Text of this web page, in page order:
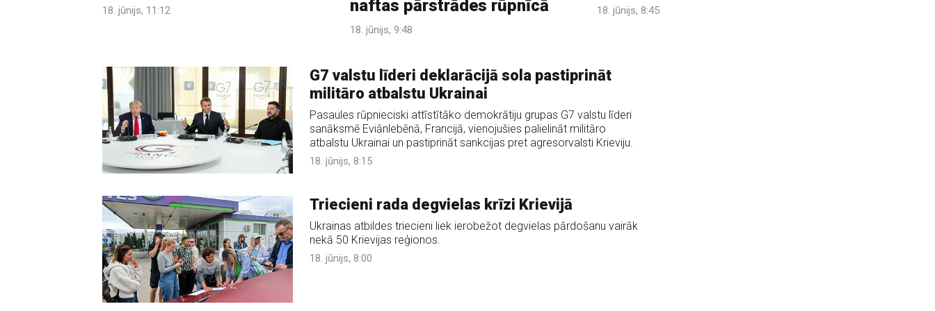
18. jūnijs, 11:12 naftas pārstrādes rūpnīcā
18. jūnijs, 9:48
18. jūnijs, 8:45
G7 valstu līderi deklarācijā sola pastiprināt
militāro atbalstu Ukrainai
Pasaules rūpnieciski attīstītāko demokrātiju grupas G7 valstu līderi
sanāksmē Eviānlebēnā, Francijā, vienojušies palielināt militāro
atbalstu Ukrainai un pastiprināt sankcijas pret agresorvalsti Krieviju.
18. jūnijs, 8:15
Triecieni rada degvielas krīzi Krievijā
Ukrainas atbildes triecieni liek ierobežot degvielas pārdošanu vairāk
nekā 50 Krievijas reģionos.
18. jūnijs, 8:00